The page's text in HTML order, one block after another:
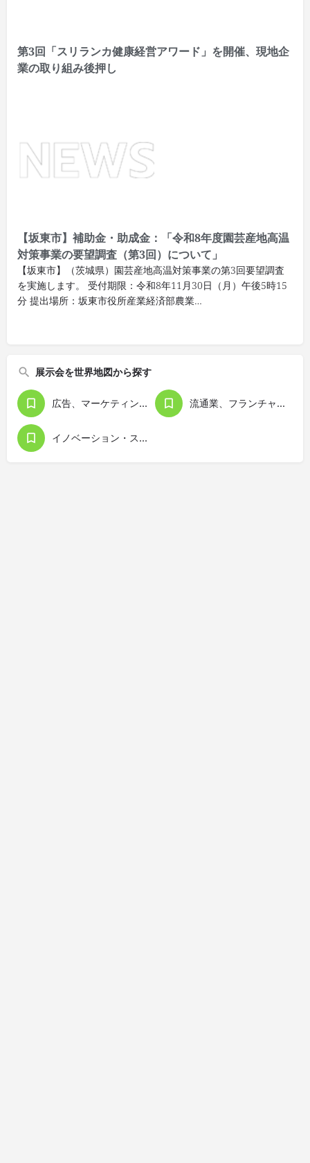
第3回「スリランカ健康経営アワード」を開催、現地企
業の取り組み後押し
【坂東市】補助金・助成金：「令和8年度園芸産地高温
対策事業の要望調査（第3回）について」
【坂東市】（茨城県）園芸産地高温対策事業の第3回要望調査
を実施します。 受付期限：令和8年11月30日（月）午後5時15
分 提出場所：坂東市役所産業経済部農業…
展示会を世界地図から探す
広告、マーケティング、経営管理 流通業、フランチャイズビジネス
イノベーション・スタートアップ